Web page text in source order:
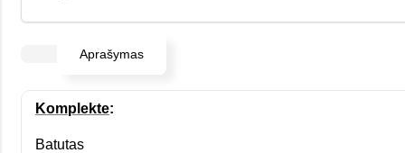
Aprašymas
Komplekte:
Batutas